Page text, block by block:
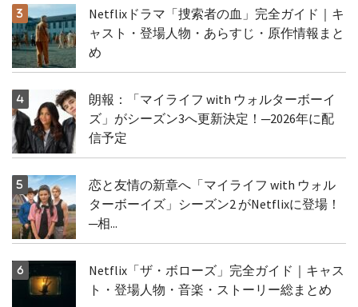
Netflixドラマ「捜索者の血」完全ガイド｜キ
ャスト・登場人物・あらすじ・原作情報まと
め
朗報：「マイライフ with ウォルターボーイ
ズ」がシーズン3へ更新決定！─2026年に配
信予定
恋と友情の新章へ「マイライフ with ウォル
ターボーイズ」シーズン2 がNetflixに登場！
─相...
Netflix「ザ・ボローズ」完全ガイド｜キャス
ト・登場人物・音楽・ストーリー総まとめ